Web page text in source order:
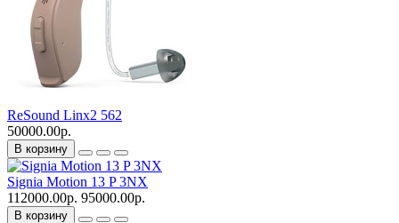
ReSound Linx2 562
50000.00р.
В корзину
Signia Motion 13 P 3NX
112000.00р. 95000.00р.
В корзину